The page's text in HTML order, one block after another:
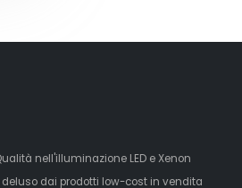
nell'illuminazione LED e Xenon
dai prodotti low-cost in vendita